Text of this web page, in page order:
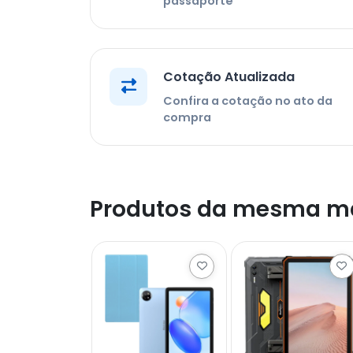
Cotação Atualizada
Confira a cotação no ato da
compra
Produtos da mesma